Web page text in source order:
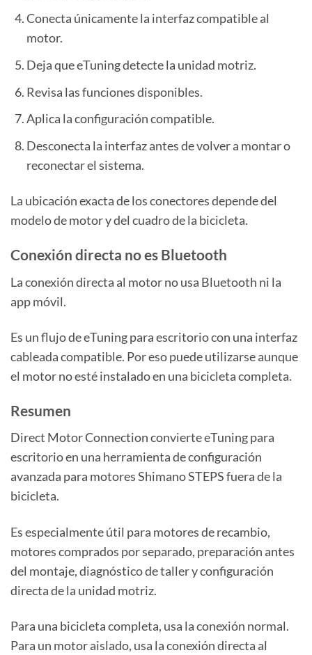
Conecta únicamente la interfaz compatible al
motor.
Deja que eTuning detecte la unidad motriz.
Revisa las funciones disponibles.
Aplica la configuración compatible.
Desconecta la interfaz antes de volver a montar o
reconectar el sistema.
La ubicación exacta de los conectores depende del
modelo de motor y del cuadro de la bicicleta.
Conexión directa no es Bluetooth
La conexión directa al motor no usa Bluetooth ni la
app móvil.
Es un flujo de eTuning para escritorio con una interfaz
cableada compatible. Por eso puede utilizarse aunque
el motor no esté instalado en una bicicleta completa.
Resumen
Direct Motor Connection convierte eTuning para
escritorio en una herramienta de configuración
avanzada para motores Shimano STEPS fuera de la
bicicleta.
Es especialmente útil para motores de recambio,
motores comprados por separado, preparación antes
del montaje, diagnóstico de taller y configuración
directa de la unidad motriz.
Para una bicicleta completa, usa la conexión normal.
Para un motor aislado, usa la conexión directa al